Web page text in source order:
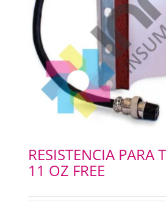
RESISTENCIA PARA
11 OZ FREE